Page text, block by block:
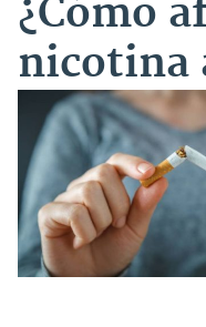
¿Cómo
nicotina